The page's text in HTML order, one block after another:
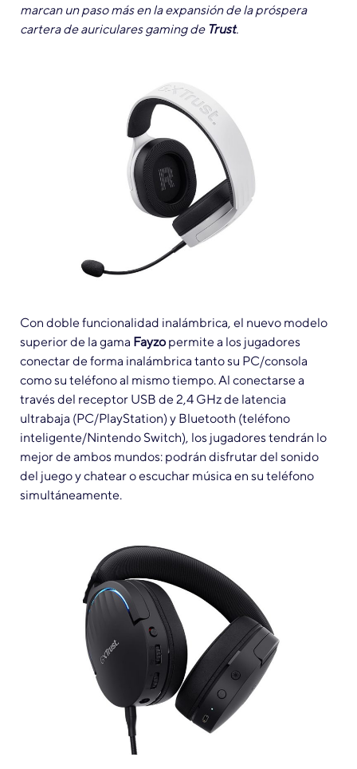
marcan un paso más en la expansión de la próspera
cartera de auriculares gaming de Trust.
Con doble funcionalidad inalámbrica, el nuevo modelo
superior de la gama Fayzopermite a los jugadores
conectar de forma inalámbrica tanto su PC/consola
como su teléfono al mismo tiempo. Al conectarse a
través del receptor USB de 2,4 GHz de latencia
ultrabaja (PC/PlayStation) y Bluetooth (teléfono
inteligente/Nintendo Switch), los jugadores tendrán lo
mejor de ambos mundos: podrán disfrutar del sonido
del juego y chatear o escuchar música en su teléfono
simultáneamente.